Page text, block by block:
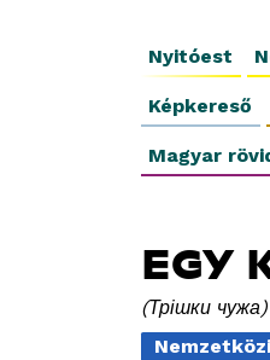
Nyitóest
Képkereső
Magyar
EGY
Трішки чужа